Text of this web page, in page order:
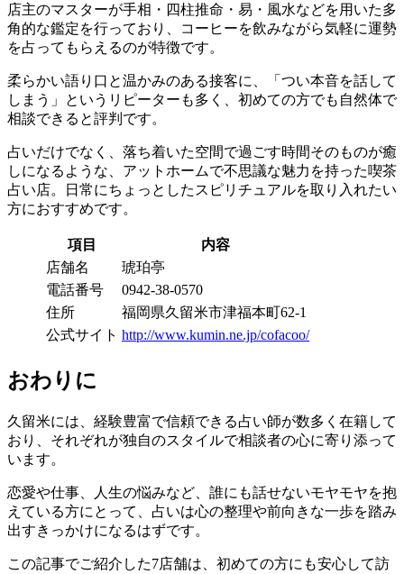
店主のマスターが手相・四柱推命・易・風水などを用いた多
角的な鑑定を行っており、コーヒーを飲みながら気軽に運勢
を占ってもらえるのが特徴です。
柔らかい語り口と温かみのある接客に、「つい本音を話して
しまう」というリピーターも多く、初めての方でも自然体で
相談できると評判です。
占いだけでなく、落ち着いた空間で過ごす時間そのものが癒
しになるような、アットホームで不思議な魅力を持った喫茶
占い店。日常にちょっとしたスピリチュアルを取り入れたい
方におすすめです。
項目
内容
店舗名
琥珀亭
電話番号
0942-38-0570
住所
福岡県久留米市津福本町62-1
公式サイト http://www.kumin.ne.jp/cofacoo/
おわりに
久留米には、経験豊富で信頼できる占い師が数多く在籍して
おり、それぞれが独自のスタイルで相談者の心に寄り添って
います。
恋愛や仕事、人生の悩みなど、誰にも話せないモヤモヤを抱
えている方にとって、占いは心の整理や前向きな一歩を踏み
出すきっかけになるはずです。
この記事でご紹介した7店舗は、初めての方にも安心して訪